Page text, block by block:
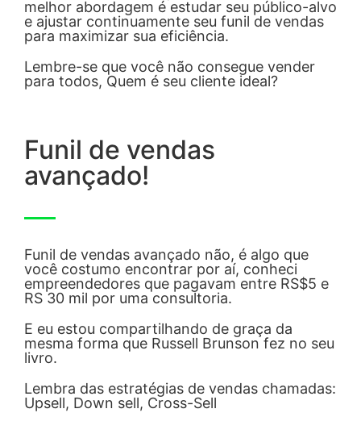
melhor abordagem é estudar seu público-alvo
e ajustar continuamente seu funil de vendas
para maximizar sua eficiência.
Lembre-se que você não consegue vender
para todos, Quem é seu cliente ideal?
Funil de vendas
avançado!
Funil de vendas avançado não, é algo que
você costumo encontrar por aí, conheci
empreendedores que pagavam entre RS$5 e
RS 30 mil por uma consultoria.
E eu estou compartilhando de graça da
mesma forma que Russell Brunson fez no seu
livro.
Lembra das estratégias de vendas chamadas:
Upsell, Down sell, Cross-Sell